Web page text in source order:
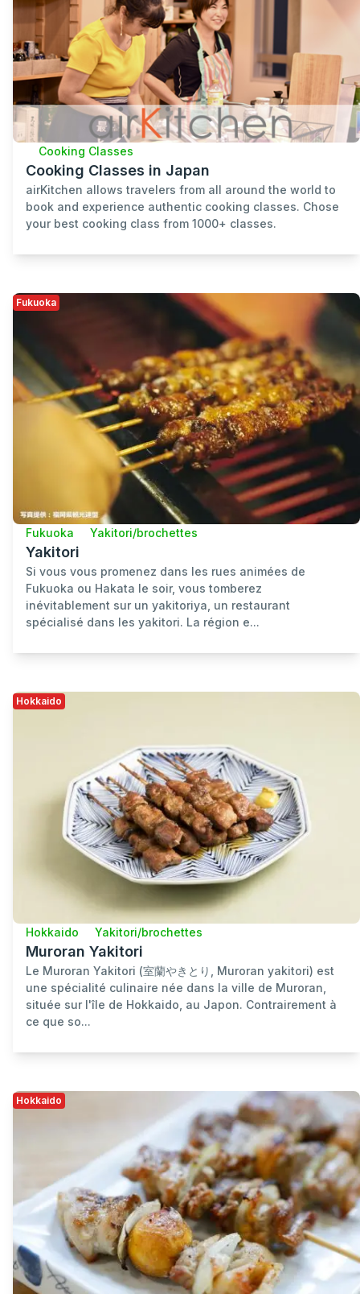
Cooking Classes
Cooking Classes in Japan
airKitchen allows travelers from all around the world to
book and experience authentic cooking classes. Chose
your best cooking class from 1000+ classes.
Fukuoka
Fukuoka Yakitori/brochettes
Yakitori
Si vous vous promenez dans les rues animées de
Fukuoka ou Hakata le soir, vous tomberez
inévitablement sur un yakitoriya, un restaurant
spécialisé dans les yakitori. La région e...
Hokkaido
Hokkaido Yakitori/brochettes
Muroran Yakitori
Le Muroran Yakitori (室蘭やきとり, Muroran yakitori) est
une spécialité culinaire née dans la ville de Muroran,
située sur l'île de Hokkaido, au Japon. Contrairement à
ce que so...
Hokkaido